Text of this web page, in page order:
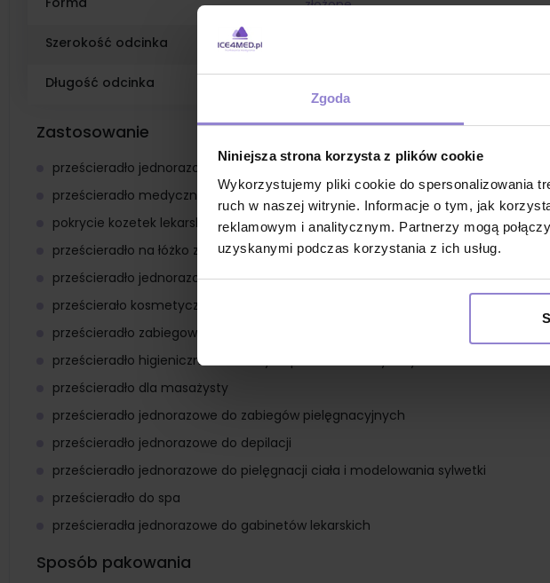
Zgoda
Niniejsza strona korzysta z plików cookie
Wykorzystujemy pliki cookie do spersonalizowania
ruch w naszej witrynie. Informacje o tym, jak
reklamowym i analitycznym. Partnerzy mogą
uzyskanymi podczas korzystania z ich usług.
złożone
Szerokość odcinka
Długość odcinka
Zastosowanie
prześcieradło jednorazowe podfoliowane do zabiegów
prześcieradło medyczne chłonne i nieprzemakalne
pokrycie kozetek lekarskich i stołów zabiegowych
prześcieradło na łóżko zabiegowe
prześcieradło jednorazowe do masażu
prześcierało kosmetyczne jednorazowe
prześcieradło zabiegowe
prześcieradło higieniczne do mokrych procedur medycznych
prześcieradło dla masażysty
prześcieradło jednorazowe do zabiegów pielęgnacyjnych
prześcieradło jednorazowe do depilacji
prześcieradło jednorazowe do pielęgnacji ciała i modelowania sylwetki
prześcieradło do spa
prześcieradła jednorazowe do gabinetów lekarskich
Sposób pakowania